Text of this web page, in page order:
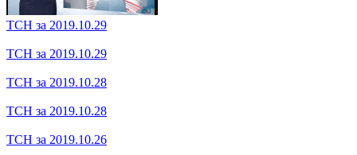
ТСН за 2019.11.02